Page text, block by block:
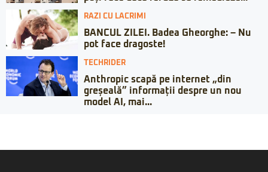
RAZI CU LACRIMI
BANCUL ZILEI. Badea Gheorghe: – Nu
pot face dragoste!
TECHRIDER
Anthropic scapă pe internet „din
greșeală” informații despre un nou
model AI, mai...